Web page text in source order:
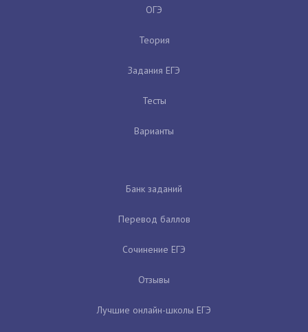
ОГЭ
Теория
Задания ЕГЭ
Тесты
Варианты
Банк заданий
Перевод баллов
Сочинение ЕГЭ
Отзывы
Лучшие онлайн-школы ЕГЭ